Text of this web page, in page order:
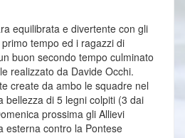
equilibrata e divertente con gli
tempo ed i ragazzi di
buon secondo tempo culminato
realizzato da Davide Occhi.
create da ambo le squadre nel
bellezza di 5 legni colpiti (3 dai
prossima gli Allievi
esterna contro la Pontese